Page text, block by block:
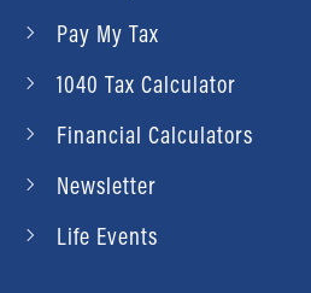
Pay My Tax
1040 Tax Calculator
Financial Calculators
Newsletter
Life Events